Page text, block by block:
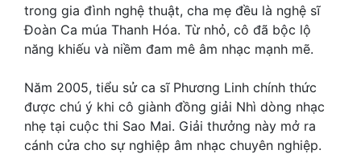
trong gia đình nghệ thuật, cha mẹ đều là nghệ sĩ
Đoàn Ca múa Thanh Hóa. Từ nhỏ, cô đã bộc lộ
năng khiếu và niềm đam mê âm nhạc mạnh mẽ.
Năm 2005, tiểu sử ca sĩ Phương Linh chính thức
được chú ý khi cô giành đồng giải Nhì dòng nhạc
nhẹ tại cuộc thi Sao Mai. Giải thưởng này mở ra
cánh cửa cho sự nghiệp âm nhạc chuyên nghiệp.